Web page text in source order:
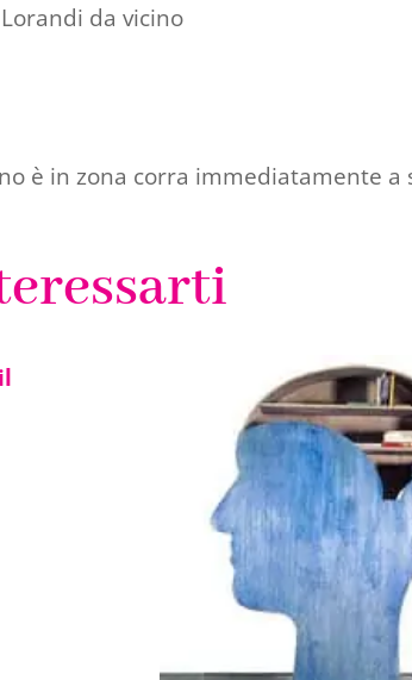
da vicino
è in zona corra immediatamente